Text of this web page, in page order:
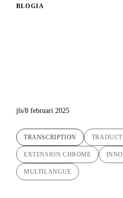
BLOGIA
jls/8 februari 2025
TRANSCRIPTION
EXTENSION CHROME
MULTILANGUE